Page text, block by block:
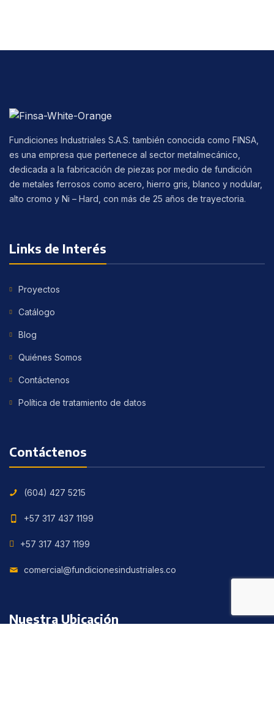
Fundiciones Industriales S.A.S. también conocida como FINSA,
es una empresa que pertenece al sector metalmecánico,
dedicada a la fabricación de piezas por medio de fundición
de metales ferrosos como acero, hierro gris, blanco y nodular,
alto cromo y Ni – Hard, con más de 25 años de trayectoria.
Links de Interés
Proyectos
Catálogo
Blog
Quiénes Somos
Contáctenos
Política de tratamiento de datos
Contáctenos
(604) 427 5215
+57 317 437 1199
+57 317 437 1199
comercial@fundicionesindustriales.co
Nuestra Ubicación